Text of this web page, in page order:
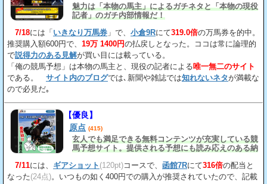
魅力は「本物の馬主」によるガチネタと「本物の現役
記者」のガチ内部情報だ！
7/18には「 いきなり万馬券 」で、 小倉9Rにて319.0倍の万馬券を的中。
推奨購入額600円で、 19万 1400円の払戻しとなった。ココは常に論理的
で説得力のある見解が買い目には載っている。
「俺の競馬予想」は本物の馬主と、現役の記者による 唯一無二のサイト
である。 サイト内のブログでは､新聞や雑誌では知れないネタが満載な
ので必見だ｡
【優良】
原点 (415)
玄人でも満足できる無料コンテンツが充実している競
馬予想サイト。提供される予想にも読み応えのある納
7/11には、 ギアショット (120pt)コースで、 函館7Rにて316倍の配当と
なった(24点)。いつもの如く400円での購入が推奨されていたので、記載